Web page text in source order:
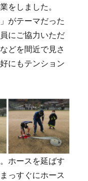
をしました。
がテーマだった
にご協力いただ
どを間近で見さ
にもテンション
ホースを延ばす
っすぐにホース